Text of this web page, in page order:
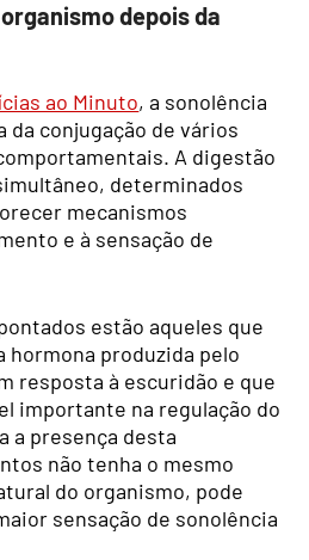
depois da
ao Minuto, a sonolência
da conjugação de vários
A digestão
determinados
mecanismos
e à sensação de
estão aqueles que
hormona produzida pelo
resposta à escuridão e que
importante na regulação do
a presença desta
não tenha o mesmo
do organismo, pode
sensação de sonolência